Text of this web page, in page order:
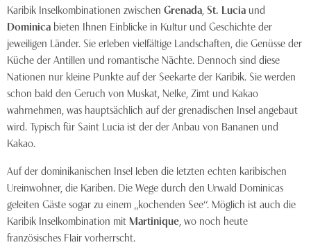
Karibik Inselkombinationen zwischen Grenada St. Lucia und
Dominica bieten Ihnen Einblicke in Kultur und Geschichte der
jeweiligen Länder. Sie erleben vielfältige Landschaften, die Genüsse der
Küche der Antillen und romantische Nächte. Dennoch sind diese
Nationen nur kleine Punkte auf der Seekarte der Karibik. Sie werden
schon bald den Geruch von Muskat, Nelke, Zimt und Kakao
wahrnehmen, was hauptsächlich auf der grenadischen Insel angebaut
wird. Typisch für Saint Lucia ist der der Anbau von Bananen und
Kakao.
Auf der dominikanischen Insel leben die letzten echten karibischen
Ureinwohner, die Kariben. Die Wege durch den Urwald Dominicas
geleiten Gäste sogar zu einem „kochenden See“. Möglich ist auch die
Karibik Inselkombination mit Martinique , wo noch heute
französisches Flair vorherrscht.